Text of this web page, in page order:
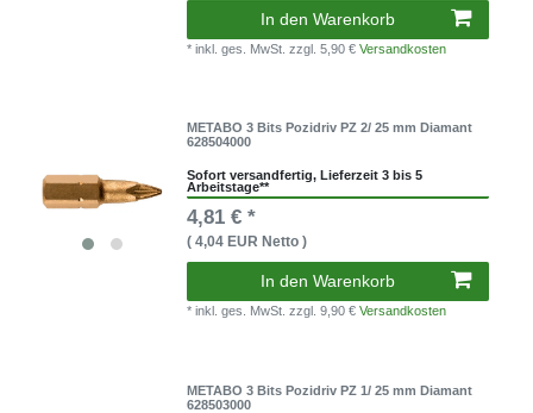
In den Warenkorb
* inkl. ges. MwSt.zzgl. 5,90 €Versandkosten
METABO 3 Bits Pozidriv PZ 2/ 25 mm Diamant
628504000
Sofort versandfertig, Lieferzeit 3 bis 5
Arbeitstage**
4,81 € *
( 4,04 EUR Netto )
In den Warenkorb
* inkl. ges. MwSt.zzgl. 9,90 €Versandkosten
METABO 3 Bits Pozidriv PZ 1/ 25 mm Diamant
628503000